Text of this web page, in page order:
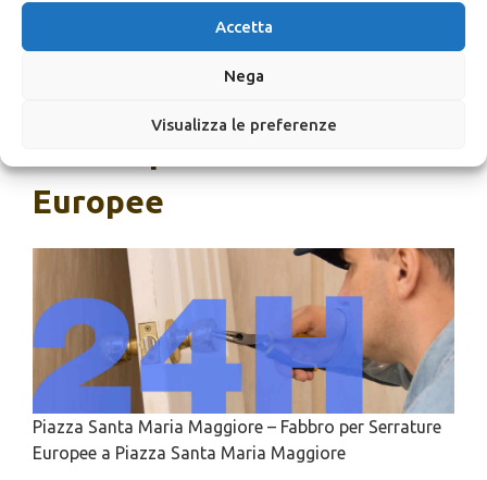
Accetta
Nega
Visualizza le preferenze
SCRIVICI
Europee
Piazza Santa Maria Maggiore – Fabbro per Serrature
Europee a Piazza Santa Maria Maggiore